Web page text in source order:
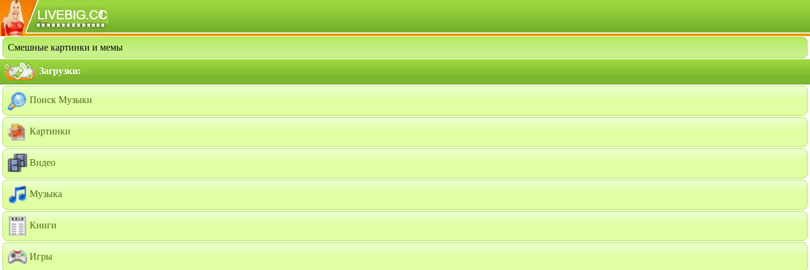
Смешные картинки и мемы
Загрузки:
Поиск Музыки
Картинки
Видео
Музыка
Книги
Игры